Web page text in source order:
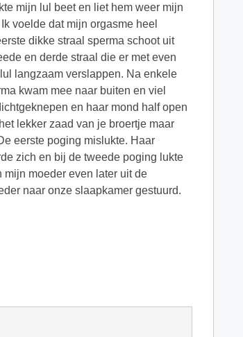
mijn lul beet en liet hem weer mijn
voelde dat mijn orgasme heel
dikke straal sperma schoot uit
en derde straal die er met even
langzaam verslappen. Na enkele
kwam mee naar buiten en viel
en haar mond half open
lekker zaad van je broertje maar
eerste poging mislukte. Haar
zich en bij de tweede poging lukte
mijn moeder even later uit de
naar onze slaapkamer gestuurd.